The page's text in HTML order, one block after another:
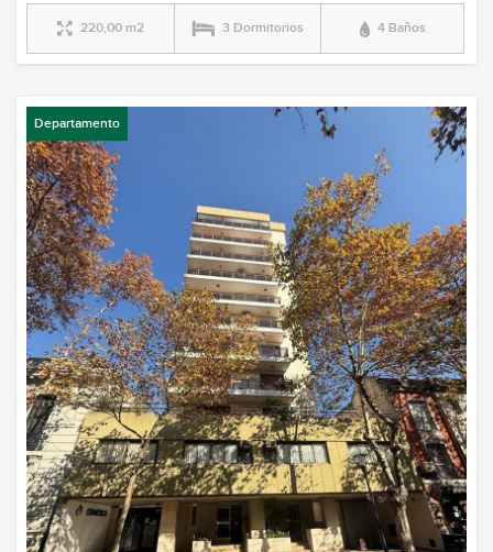
220,00 m2 3 Dormitorios 4 Baños
Departamento